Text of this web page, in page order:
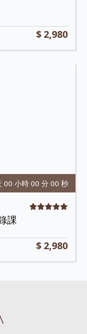
$ 2,980
00 小時 00 分 00 秒
課
$ 2,980